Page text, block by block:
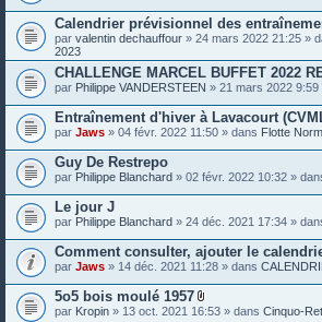
Calendrier prévisionnel des
par valentin dechauffour » 24 mars 2022 21:25 »
2023
CHALLENGE MARCEL BUFFET 2022
par Philippe VANDERSTEEN » 21 mars 2022 9:59
Entraînement d'hiver à Lavacourt
par Jaws » 04 févr. 2022 11:50 » dans Flotte
Guy De Restrepo
par Philippe Blanchard » 02 févr. 2022 10:32 »
Le jour J
par Philippe Blanchard » 24 déc. 2021 17:34 »
Comment consulter, ajouter le
par Jaws » 14 déc. 2021 11:28 » dans
5o5 bois moulé 1957
P
par Kropin » 13 oct. 2021 16:53 » dans Cinquo-